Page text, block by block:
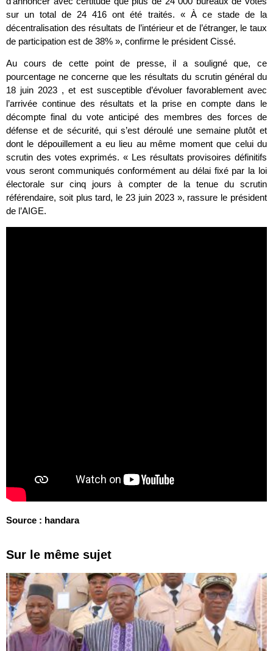
sur un total de 24 416 ont été traités. « À ce stade de la
décentralisation des résultats de l’intérieur et de l’étranger, le taux
de participation est de 38% », confirme le président Cissé.
Au cours de cette point de presse, il a souligné que, ce
pourcentage ne concerne que les résultats du scrutin général du
18 juin 2023 , et est susceptible d’évoluer favorablement avec
l’arrivée continue des résultats et la prise en compte dans le
décompte final du vote anticipé des membres des forces de
défense et de sécurité, qui s’est déroulé une semaine plutôt et
dont le dépouillement a eu lieu au même moment que celui du
scrutin des votes exprimés. « Les résultats provisoires définitifs
vous seront communiqués conformément au délai fixé par la loi
électorale sur cinq jours à compter de la tenue du scrutin
référendaire, soit plus tard, le 23 juin 2023 », rassure le président
de l’AIGE.
Source : handara
Sur le même sujet